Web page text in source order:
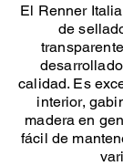
El Renner
de
calidad. Es
interior,
madera en
fácil de